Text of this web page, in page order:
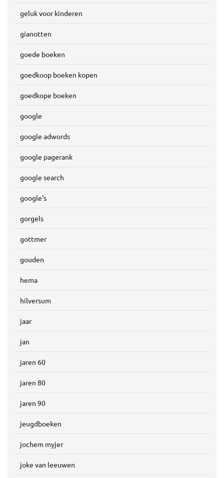
geluk voor kinderen
gianotten
goede boeken
goedkoop boeken kopen
goedkope boeken
google
google adwords
google pagerank
google search
google's
gorgels
gottmer
gouden
hema
hilversum
jaar
jan
jaren 60
jaren 80
jaren 90
jeugdboeken
jochem myjer
joke van leeuwen